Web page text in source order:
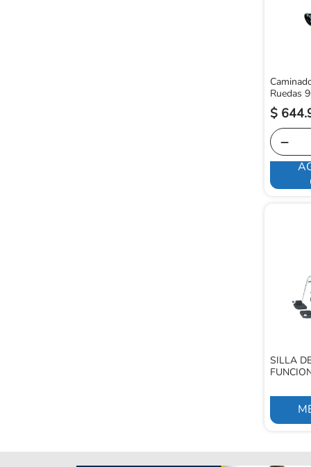
Ruedas
$ 644.
－
SILLA